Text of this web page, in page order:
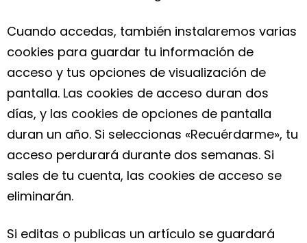
Cuando accedas, también instalaremos varias
cookies para guardar tu información de
acceso y tus opciones de visualización de
pantalla. Las cookies de acceso duran dos
días, y las cookies de opciones de pantalla
duran un año. Si seleccionas «Recuérdarme», tu
acceso perdurará durante dos semanas. Si
sales de tu cuenta, las cookies de acceso se
eliminarán.
Si editas o publicas un artículo se guardará